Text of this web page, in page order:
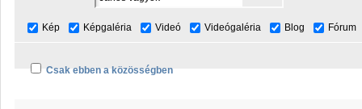
Kép Képgaléria Videó Videógaléria Blog Fórum
Csak ebben a közösségben